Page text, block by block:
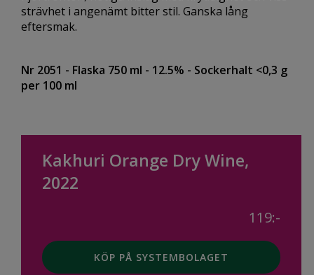
strävhet i angenämt bitter stil. Ganska lång
eftersmak.
Nr 2051 - Flaska 750 ml - 12.5% - Sockerhalt <0,3 g
per 100 ml
Kakhuri Orange Dry Wine,
2022
119:-
KÖP PÅ SYSTEMBOLAGET